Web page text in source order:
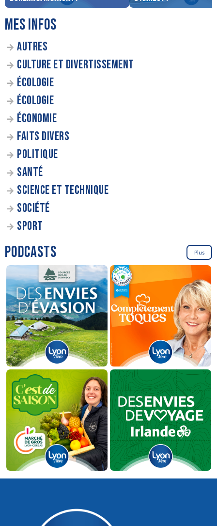
MES INFOS
AUTRES
CULTURE ET DIVERTISSEMENT
ÉCOLOGIE
ÉCOLOGIE
ÉCONOMIE
FAITS DIVERS
POLITIQUE
SANTÉ
SCIENCE ET TECHNIQUE
SOCIÉTÉ
SPORT
PODCASTS Plus